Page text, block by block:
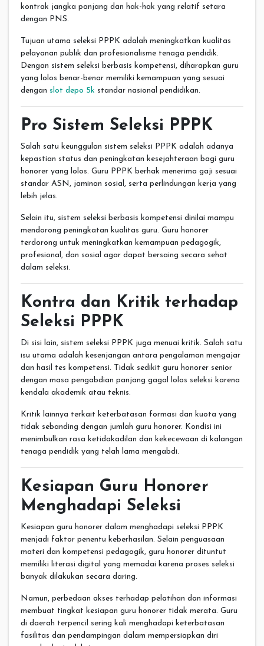
kontrak jangka panjang dan hak-hak yang relatif setara
dengan PNS.
Tujuan utama seleksi PPPK adalah meningkatkan kualitas
pelayanan publik dan profesionalisme tenaga pendidik.
Dengan sistem seleksi berbasis kompetensi, diharapkan guru
yang lolos benar-benar memiliki kemampuan yang sesuai
dengan slot depo 5k standar nasional pendidikan.
Pro Sistem Seleksi PPPK
Salah satu keunggulan sistem seleksi PPPK adalah adanya
kepastian status dan peningkatan kesejahteraan bagi guru
honorer yang lolos. Guru PPPK berhak menerima gaji sesuai
standar ASN, jaminan sosial, serta perlindungan kerja yang
lebih jelas.
Selain itu, sistem seleksi berbasis kompetensi dinilai mampu
mendorong peningkatan kualitas guru. Guru honorer
terdorong untuk meningkatkan kemampuan pedagogik,
profesional, dan sosial agar dapat bersaing secara sehat
dalam seleksi.
Kontra dan Kritik terhadap
Seleksi PPPK
Di sisi lain, sistem seleksi PPPK juga menuai kritik. Salah satu
isu utama adalah kesenjangan antara pengalaman mengajar
dan hasil tes kompetensi. Tidak sedikit guru honorer senior
dengan masa pengabdian panjang gagal lolos seleksi karena
kendala akademik atau teknis.
Kritik lainnya terkait keterbatasan formasi dan kuota yang
tidak sebanding dengan jumlah guru honorer. Kondisi ini
menimbulkan rasa ketidakadilan dan kekecewaan di kalangan
tenaga pendidik yang telah lama mengabdi.
Kesiapan Guru Honorer
Menghadapi Seleksi
Kesiapan guru honorer dalam menghadapi seleksi PPPK
menjadi faktor penentu keberhasilan. Selain penguasaan
materi dan kompetensi pedagogik, guru honorer dituntut
memiliki literasi digital yang memadai karena proses seleksi
banyak dilakukan secara daring.
Namun, perbedaan akses terhadap pelatihan dan informasi
membuat tingkat kesiapan guru honorer tidak merata. Guru
di daerah terpencil sering kali menghadapi keterbatasan
fasilitas dan pendampingan dalam mempersiapkan diri